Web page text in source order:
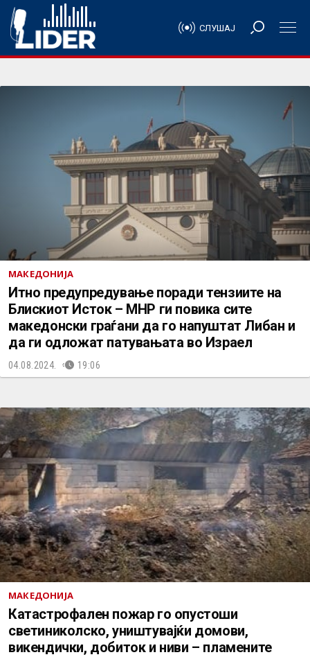
СЛУШАЈ
МАКЕДОНИЈА
Итно предупредување поради тензиите на
Блискиот Исток – МНР ги повика сите
македонски граѓани да го напуштат Либан и
да ги одложат патувањата во Израел
04.08.2024. 19:06
МАКЕДОНИЈА
Катастрофален пожар го опустоши
светиниколско, уништувајќи домови,
викендички, добиток и ниви – пламените